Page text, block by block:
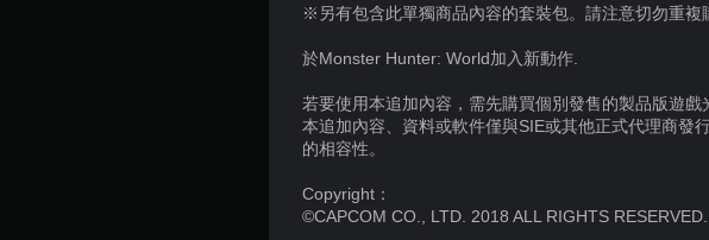
※另有包含此單獨商品內容的套裝包。請注意切勿重複
於Monster Hunter: World加入新動作.
若要使用本追加內容，需先購買個別發售的製品版遊
本追加內容、資料或軟件僅與SIE或其他正式代理商發
的相容性。
Copyright：
©CAPCOM CO., LTD. 2018 ALL RIGHTS RESERVED.